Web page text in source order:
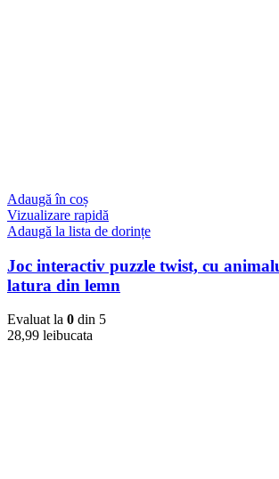
Adaugă în coș
Vizualizare rapidă
Adaugă la lista de dorințe
Joc interactiv puzzle twist, cu
latura din lemn
Evaluat la 0 din 5
28,99 leibucata